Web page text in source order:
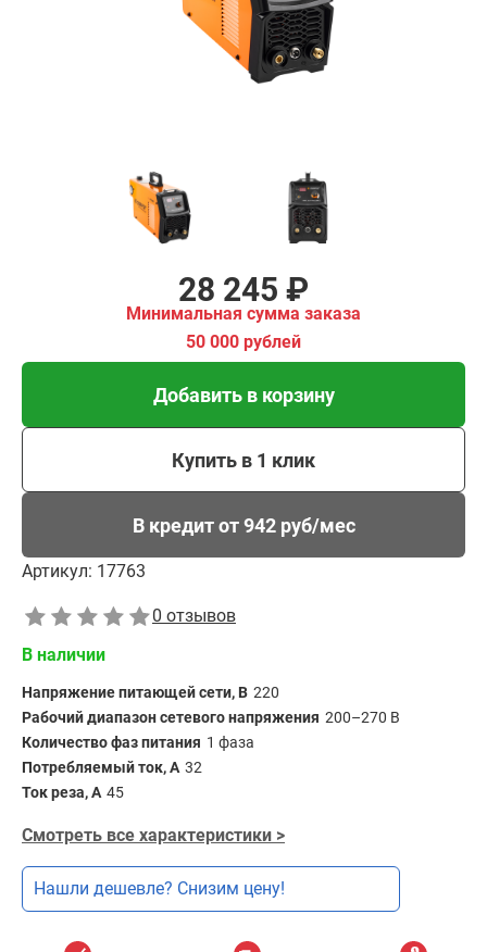
28 245 ₽
Минимальная сумма заказа
50 000 рублей
Добавить в корзину
Купить в 1 клик
В кредит от 942 руб/мес
Артикул: 17763
0 отзывов
В наличии
Напряжение питающей сети, В 220
Рабочий диапазон сетевого напряжения 200–270 В
Количество фаз питания 1 фаза
Потребляемый ток, А 32
Ток реза, А 45
Смотреть все характеристики >
Нашли дешевле? Снизим цену!
Купить в 1 клик
В кредит от 942 руб/